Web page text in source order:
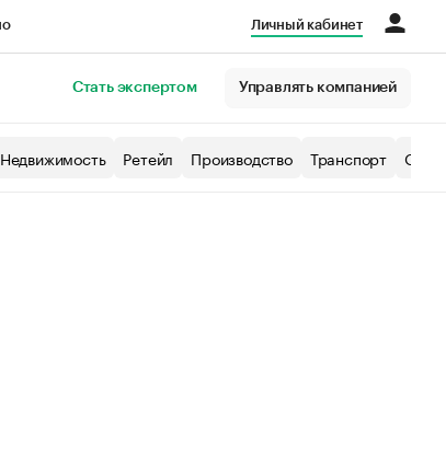
Личный кабинет
Стать экспертом Управлять компанией
Недвижимость Ретейл Производство Транспорт